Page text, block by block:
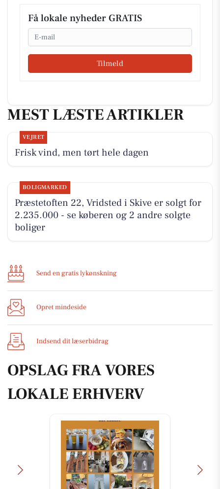
Få lokale nyheder GRATIS
Email
Tilmeld
MEST LÆSTE ARTIKLER
VEJRET
Frisk vind, men tørt hele dagen
BOLIGMARKED
Præstetoften 22, Vridsted i Skive er solgt for
2.235.000 - se køberen og 2 andre solgte
boliger
Send en gratis lykønskning
Opret mindeside
Indsend dit læserbidrag
OPSLAG FRA VORES
LOKALE ERHVERV